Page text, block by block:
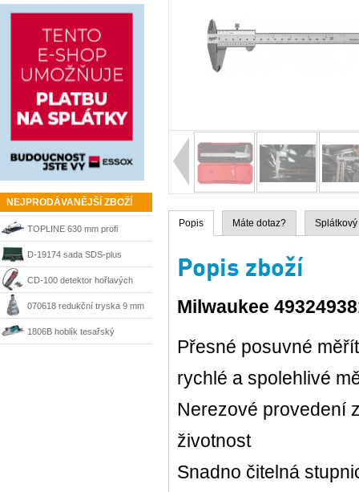
NEJPRODÁVANĚJŠÍ ZBOŽÍ
TOPLINE 630 mm profi
řezačka Kaufmann
D-19174 sada SDS-plus
sekáče a vrtáky Makita
CD-100 detektor hořlavých
plynů Ridgid 36163
070618 redukční tryska 9 mm
Steinel
1806B hoblík tesařský
Popis Máte dotaz?
Popis zboží
Milwaukee
Přesné posuvné
rychlé a spolehlivé
Nerezové provedení
životnost
Snadno čitelná